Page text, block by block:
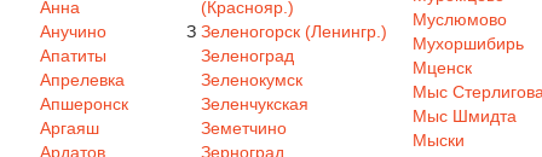
Анна
Анучино
Апатиты
Апрелевка
Апшеронск
Аргаяш
Ардатов
З
(Краснояр.)
Зеленогорск (Ленингр.)
Зеленоград
Зеленокумск
Зеленчукская
Земетчино
Зерноград
Муслюмово
Мухоршибирь
Мценск
Мыс
Мыс Шмидта
Мыски